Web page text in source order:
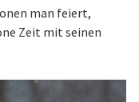
man feiert,
Zeit mit seinen